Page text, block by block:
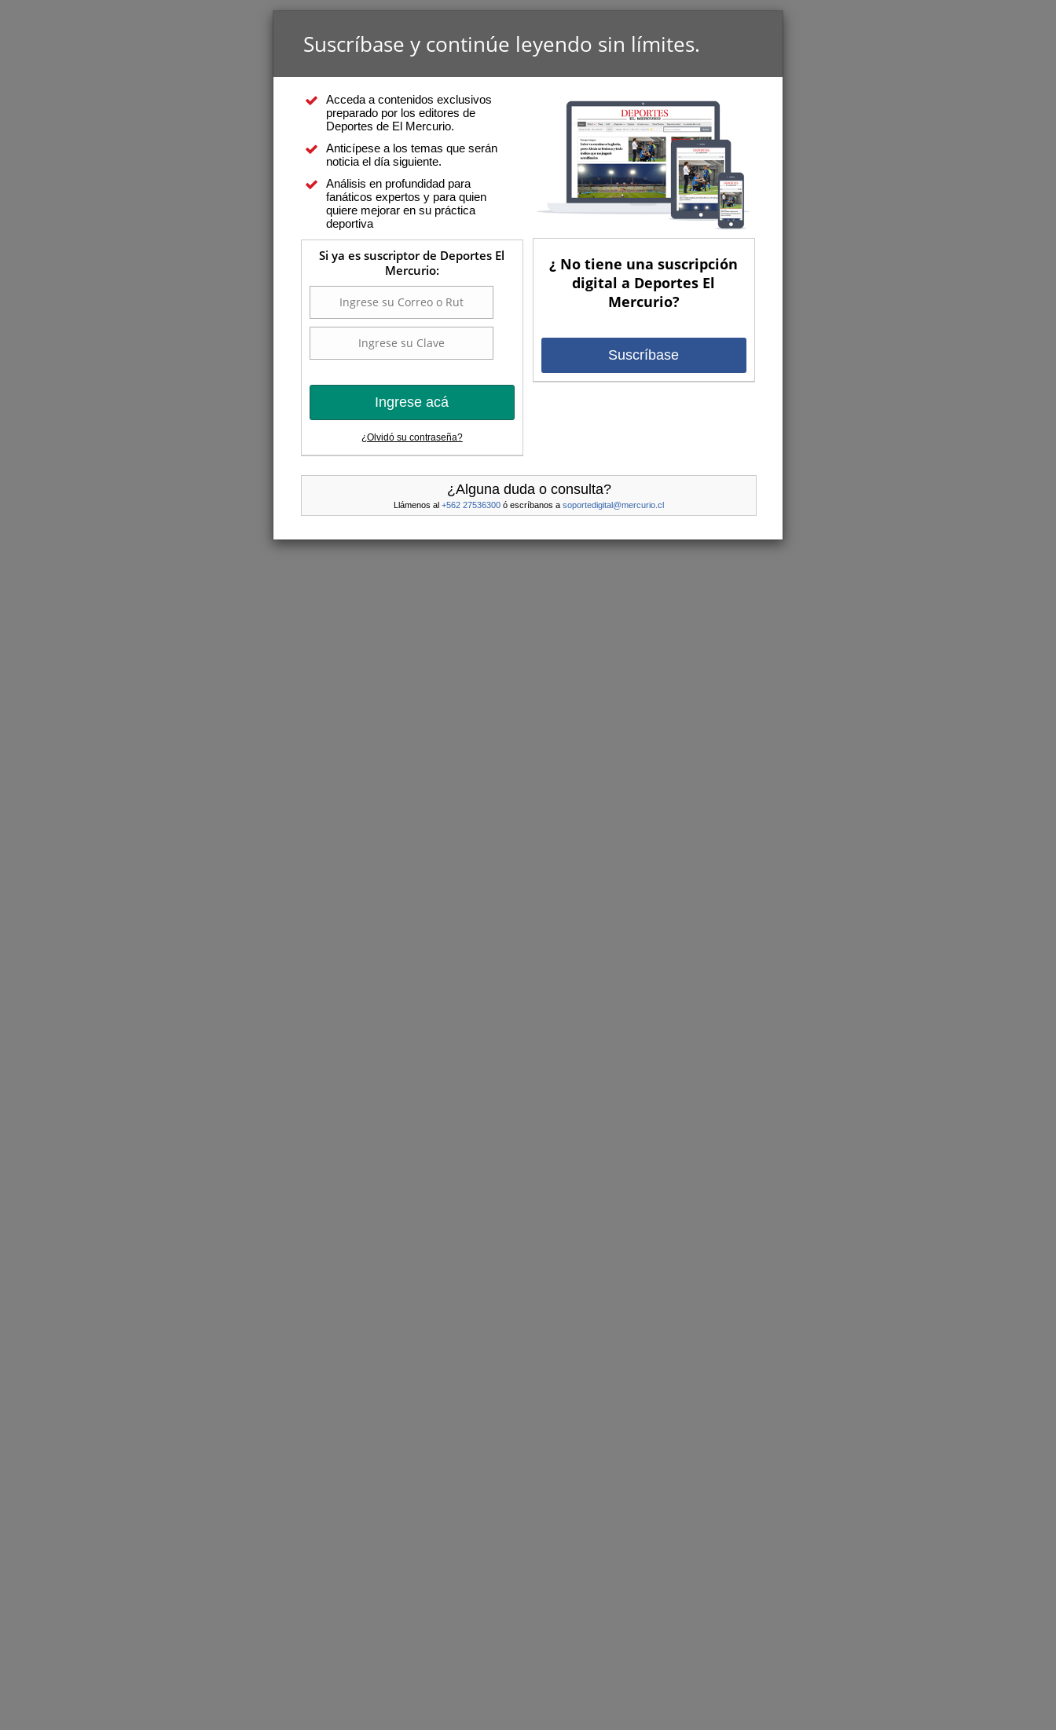
Suscríbase y continúe leyendo sin límites.
Acceda a contenidos exclusivos
preparado por los editores de
Deportes de El Mercurio.
Anticípese a los temas que serán
noticia el día siguiente.
Análisis en profundidad para
fanáticos expertos y para quien
quiere mejorar en su práctica
deportiva
Si ya es suscriptor de Deportes El
Mercurio:
Ingrese acá
¿Olvidó su contraseña?
¿ No tiene una suscripción
digital a Deportes El
Mercurio?
Suscríbase
¿Alguna duda o consulta?
Llámenos al +562 27536300 ó escríbanos a soportedigital@mercurio.cl